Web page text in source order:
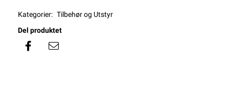
Kategorier: Tilbehør og Utstyr
Del produktet